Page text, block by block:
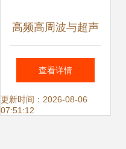
高频高周波与超声
波设备 广东自动化
机械的创新力量
查看详情
更新时间：2026-08-06
07:51:12